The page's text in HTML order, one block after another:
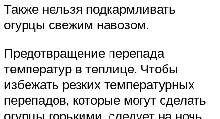
Также нельзя подкармливать
огурцы свежим навозом.
Предотвращение перепада
температур в теплице. Чтобы
избежать резких температурных
перепадов, которые могут сделать
огурцы горькими, следует на ночь